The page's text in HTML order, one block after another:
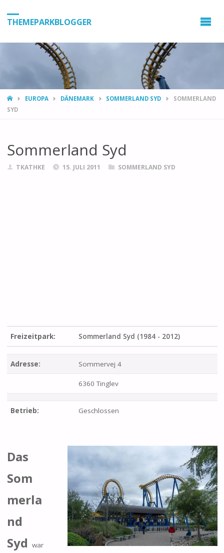
THEMEPARKBLOGGER
HOMEEUROPA DÄNEMARK SOMMERLAND SYD
SOMMERLAND
SYD
Sommerland Syd
TKATHKE 15. JULI 2011 SOMMERLAND SYD
Freizeitpark: Sommerland Syd (1984 - 2012)
Adresse: Sommervej 4
6360 Tinglev
Betrieb: Geschlossen
Das
Som
merla
nd
Syd war